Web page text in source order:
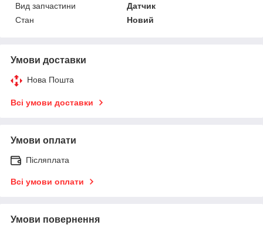
Вид запчастини
Датчик
Стан
Новий
Умови доставки
Нова Пошта
Всі умови доставки
Умови оплати
Післяплата
Всі умови оплати
Умови повернення